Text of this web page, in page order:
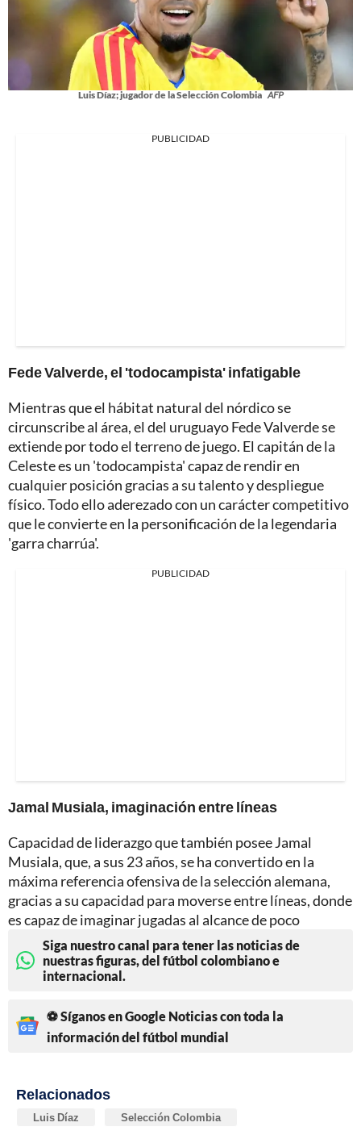
Luis Díaz; jugador de la Selección Colombia AFP
PUBLICIDAD
Fede Valverde, el 'todocampista' infatigable
Mientras que el hábitat natural del nórdico se
circunscribe al área, el del uruguayo Fede Valverde se
extiende por todo el terreno de juego. El capitán de la
Celeste es un 'todocampista' capaz de rendir en
cualquier posición gracias a su talento y despliegue
físico. Todo ello aderezado con un carácter competitivo
que le convierte en la personificación de la legendaria
'garra charrúa'.
PUBLICIDAD
Jamal Musiala, imaginación entre líneas
Capacidad de liderazgo que también posee Jamal
Musiala, que, a sus 23 años, se ha convertido en la
máxima referencia ofensiva de la selección alemana,
gracias a su capacidad para moverse entre líneas, donde
es capaz de imaginar jugadas al alcance de poco
Siga nuestro canal para tener las noticias de
nuestras figuras, del fútbol colombiano e
internacional.
⚽ Síganos en Google Noticias con toda la
información del fútbol mundial
Relacionados
Luis Díaz Selección Colombia